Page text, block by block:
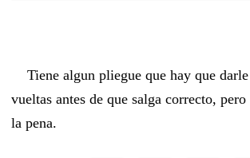
Tiene algun pliegue que hay que
vueltas antes de que salga correcto,
la pena.